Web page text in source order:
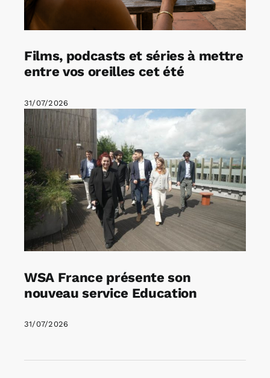
Films, podcasts et séries à mettre
entre vos oreilles cet été
31/07/2026
WSA France présente son
nouveau service Education
31/07/2026